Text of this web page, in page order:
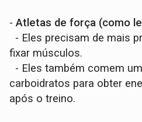
-Atletas de força (como
- Eles precisam de mais
fixar músculos.
- Eles também comem
carboidratos para obter
após o treino.